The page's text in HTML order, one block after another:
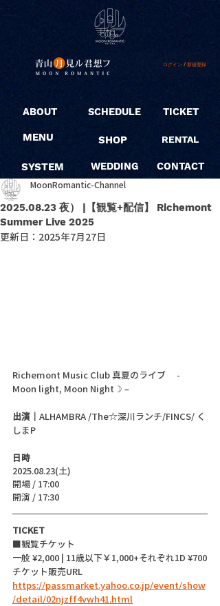
ログイン / 新規登録
ABOUT
MENU
SYSTEM
SCHEDULE
SHOP
WEDDING
TICKET
RENTAL
CONTACT
2025.08.23 夜） |【観覧+配信】 Richemont
Summer Live 2025
MoonRomantic-Channel
更新日： 2025年7月27日
Richemont Music Club 真夏のライブ 　-
Moon light, Moon Night☽ –
出演｜ ALHAMBRA /The︎☆深川ランチ/FINCS/ く
しまP
日時
2025.08.23(土)
開場 / 17:00
開演 / 17:30
TICKET
■観覧チケット
一般 ¥2,000 | 11歳以下￥1,000+それぞれ1D ¥700
チケット販売URL
https://passmarket.yahoo.co.jp/event/show
/detail/02njzff4vwh41.html